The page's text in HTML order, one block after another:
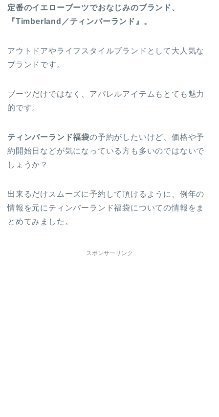
定番のイエローブーツでおなじみのブランド、
『Timberland／ティンバーランド』。
アウトドアやライフスタイルブランドとして大人気な
ブランドです。
ブーツだけではなく、アパレルアイテムもとても魅力
的です。
ティンバーランド福袋の予約がしたいけど、価格や予
約開始日などが気になっている方も多いのではないで
しょうか？
出来るだけスムーズに予約して頂けるように、例年の
情報を元にティンバーランド福袋についての情報をま
とめてみました。
スポンサーリンク